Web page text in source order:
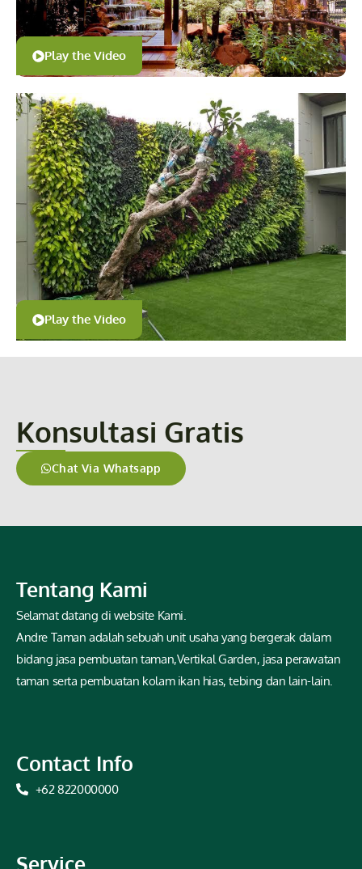
Play the Video
Play the Video
Konsultasi Gratis
Chat Via Whatsapp
Tentang Kami
Selamat datang di website Kami.
Andre Taman adalah sebuah unit usaha yang bergerak dalam
bidang jasa pembuatan taman,Vertikal Garden, jasa perawatan
taman serta pembuatan kolam ikan hias, tebing dan lain-lain.
Contact Info
+62 822000000
Service